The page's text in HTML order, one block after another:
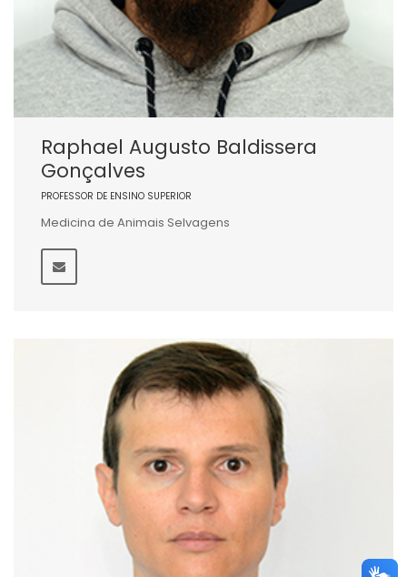
Raphael Augusto Baldissera
Gonçalves
PROFESSOR DE ENSINO SUPERIOR
Medicina de Animais Selvagens